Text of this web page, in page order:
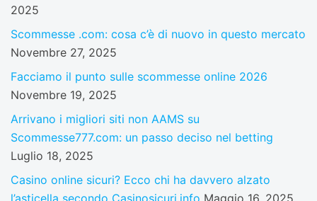
2025
Scommesse .com: cosa c’è di nuovo in questo mercato
Novembre 27, 2025
Facciamo il punto sulle scommesse online 2026
Novembre 19, 2025
Arrivano i migliori siti non AAMS su
Scommesse777.com: un passo deciso nel betting
Luglio 18, 2025
Casino online sicuri? Ecco chi ha davvero alzato